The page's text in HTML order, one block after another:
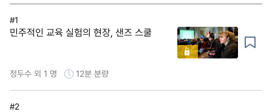
#1
민주적인 교육 실험의 현장, 샌즈 스쿨
정두수 외 1 명 12분 분량
#2